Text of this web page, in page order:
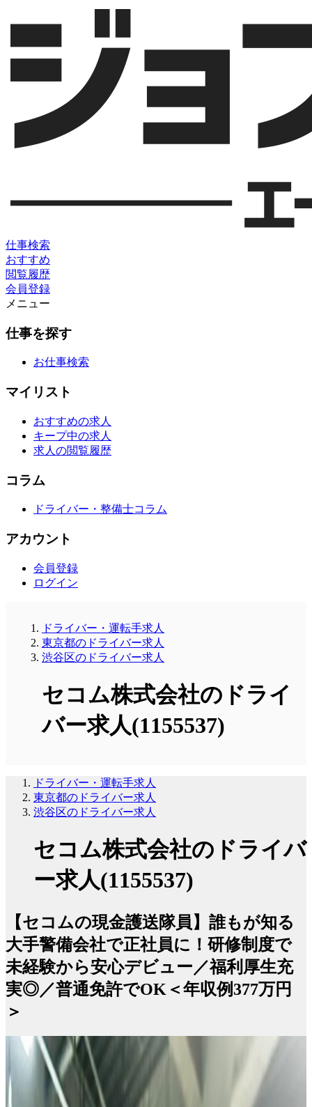
仕事検索
おすすめ
閲覧履歴
会員登録
メニュー
仕事を探す
お仕事検索
マイリスト
おすすめの求人
キープ中の求人
求人の閲覧履歴
コラム
ドライバー・整備士コラム
アカウント
会員登録
ログイン
ドライバー・運転手求人
東京都のドライバー求人
渋谷区のドライバー求人
セコム株式会社のドライ
バー求人(1155537)
ドライバー・運転手求人
東京都のドライバー求人
渋谷区のドライバー求人
セコム株式会社のドライバ
ー求人(1155537)
【セコムの現金護送隊員】誰もが知る
大手警備会社で正社員に！研修制度で
未経験から安心デビュー／福利厚生充
実◎／普通免許でOK＜年収例377万円
＞